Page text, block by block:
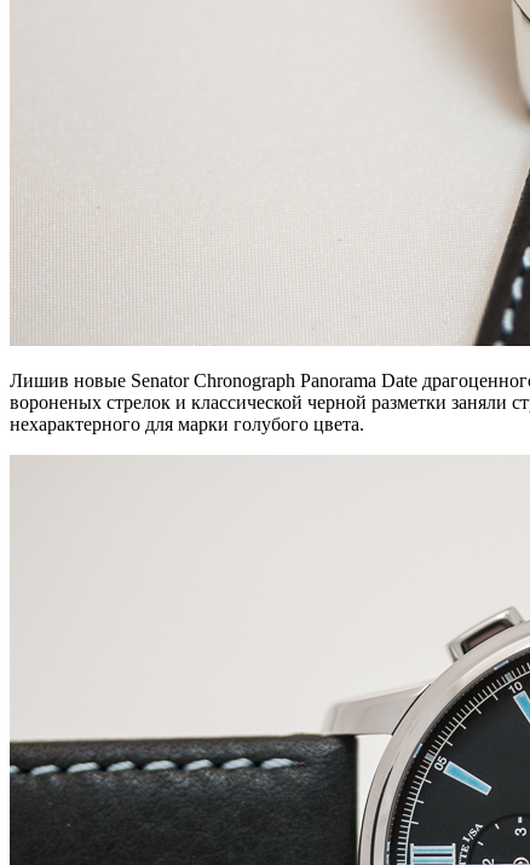
Лишив новые Senator Chronograph Panorama Date
вороненых стрелок и классической черной разметки
нехарактерного для марки голубого цвета.